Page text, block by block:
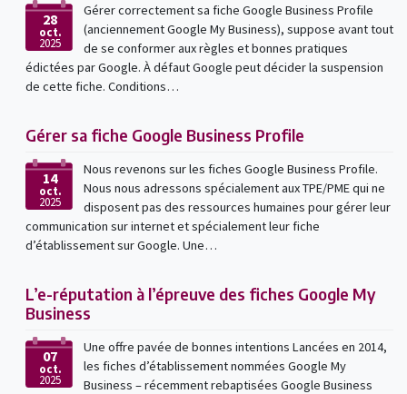
28
oct.
2025
Gérer correctement sa fiche Google Business Profile
(anciennement Google My Business), suppose avant tout
de se conformer aux règles et bonnes pratiques
édictées par Google. À défaut Google peut décider la suspension
de cette fiche. Conditions…
Gérer sa fiche Google Business Profile
14
oct.
2025
Nous revenons sur les fiches Google Business Profile.
Nous nous adressons spécialement aux TPE/PME qui ne
disposent pas des ressources humaines pour gérer leur
communication sur internet et spécialement leur fiche
d’établissement sur Google. Une…
L’e-réputation à l’épreuve des fiches Google My
Business
07
oct.
2025
Une offre pavée de bonnes intentions Lancées en 2014,
les fiches d’établissement nommées Google My
Business – récemment rebaptisées Google Business